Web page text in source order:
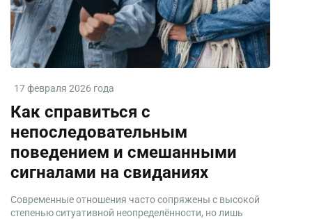
17 февраля 2026 года
Как справиться с
непоследовательным
поведением и смешанными
сигналами на свиданиях
Современные отношения часто сопряжены с высокой
степенью ситуативной неопределённости, но лишь